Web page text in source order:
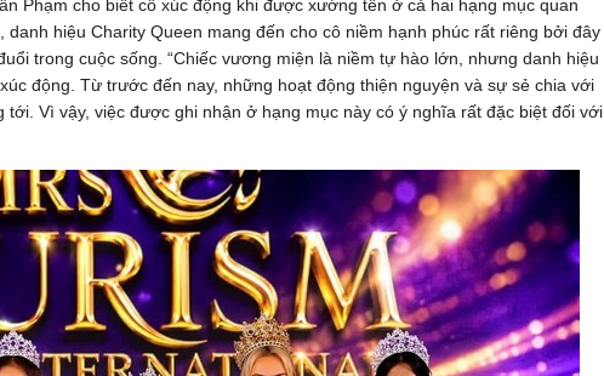
Phạm cho biết cô xúc động khi được xướng tên ở cả hai hạng mục quan
hiệu Charity Queen mang đến cho cô niềm hạnh phúc rất riêng bởi đây
trong cuộc sống. “Chiếc vương miện là niềm tự hào lớn, nhưng danh hiệu
động. Từ trước đến nay, những hoạt động thiện nguyện và sự sẻ chia với
tới. Vì vậy, việc được ghi nhận ở hạng mục này có ý nghĩa rất đặc biệt đối với